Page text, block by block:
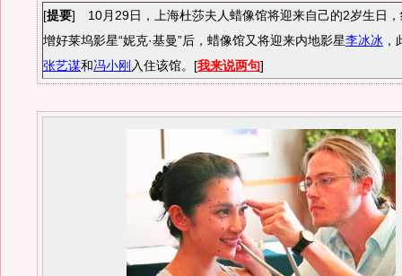
[提要] 10月29日，上海杜莎夫人蜡像馆将迎来自己的2岁生日
增好莱坞影星“妮克·基曼”后，蜡像馆又将迎来内地影星李冰冰
张艺谋和冯小刚 入住该馆。[我来说两句]